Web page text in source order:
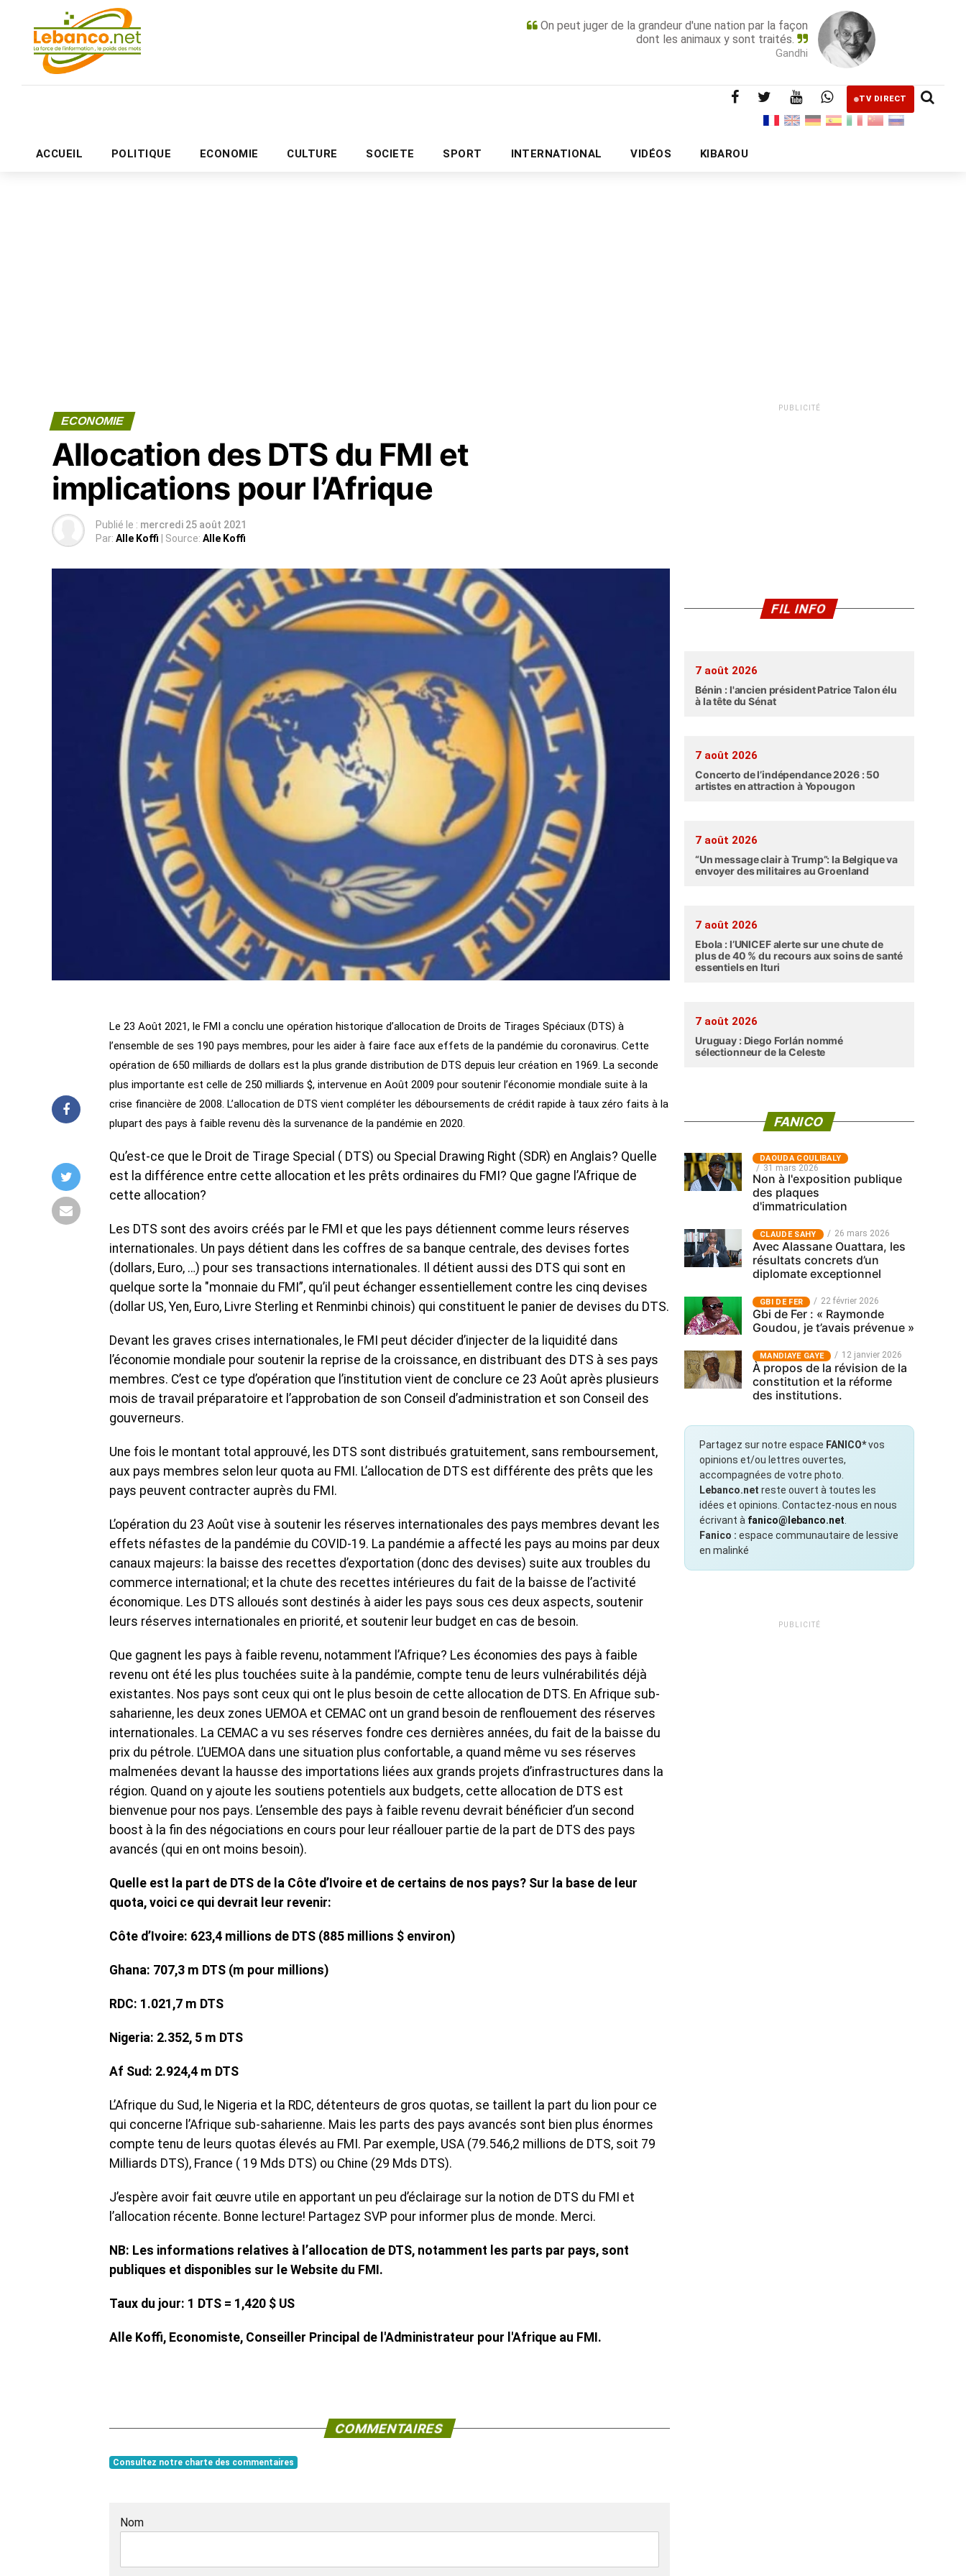
On peut juger de la grandeur d'une nation par la façon
dont les animaux y sont traités.
Gandhi
TV DIRECT
ACCUEIL POLITIQUE ECONOMIE CULTURE SOCIETE SPORT INTERNATIONAL VIDÉOS KIBAROU
PUBLICITÉ
ECONOMIE
Allocation des DTS du FMI et
implications pour l’Afrique
Publié le : mercredi 25 août 2021
Par: Alle Koffi | Source: Alle Koffi
Le 23 Août 2021, le FMI a conclu une opération historique d’allocation de Droits de Tirages Spéciaux (DTS) à
l’ensemble de ses 190 pays membres, pour les aider à faire face aux effets de la pandémie du coronavirus. Cette
opération de 650 milliards de dollars est la plus grande distribution de DTS depuis leur création en 1969. La seconde
plus importante est celle de 250 milliards $, intervenue en Août 2009 pour soutenir l’économie mondiale suite à la
crise financière de 2008. L’allocation de DTS vient compléter les déboursements de crédit rapide à taux zéro faits à la
plupart des pays à faible revenu dès la survenance de la pandémie en 2020.
Qu’est-ce que le Droit de Tirage Special ( DTS) ou Special Drawing Right (SDR) en Anglais? Quelle
est la différence entre cette allocation et les prêts ordinaires du FMI? Que gagne l’Afrique de
cette allocation?
Les DTS sont des avoirs créés par le FMI et que les pays détiennent comme leurs réserves
internationales. Un pays détient dans les coffres de sa banque centrale, des devises fortes
(dollars, Euro, …) pour ses transactions internationales. Il détient aussi des DTS qui sont en
quelque sorte la "monnaie du FMI”, qu’il peut échanger essentiellement contre les cinq devises
(dollar US, Yen, Euro, Livre Sterling et Renminbi chinois) qui constituent le panier de devises du DTS.
Devant les graves crises internationales, le FMI peut décider d’injecter de la liquidité dans
l’économie mondiale pour soutenir la reprise de la croissance, en distribuant des DTS à ses pays
membres. C’est ce type d’opération que l’institution vient de conclure ce 23 Août après plusieurs
mois de travail préparatoire et l’approbation de son Conseil d’administration et son Conseil des
gouverneurs.
Une fois le montant total approuvé, les DTS sont distribués gratuitement, sans remboursement,
aux pays membres selon leur quota au FMI. L’allocation de DTS est différente des prêts que les
pays peuvent contracter auprès du FMI.
L’opération du 23 Août vise à soutenir les réserves internationales des pays membres devant les
effets néfastes de la pandémie du COVID-19. La pandémie a affecté les pays au moins par deux
canaux majeurs: la baisse des recettes d’exportation (donc des devises) suite aux troubles du
commerce international; et la chute des recettes intérieures du fait de la baisse de l’activité
économique. Les DTS alloués sont destinés à aider les pays sous ces deux aspects, soutenir
leurs réserves internationales en priorité, et soutenir leur budget en cas de besoin.
Que gagnent les pays à faible revenu, notamment l’Afrique? Les économies des pays à faible
revenu ont été les plus touchées suite à la pandémie, compte tenu de leurs vulnérabilités déjà
existantes. Nos pays sont ceux qui ont le plus besoin de cette allocation de DTS. En Afrique sub-
saharienne, les deux zones UEMOA et CEMAC ont un grand besoin de renflouement des réserves
internationales. La CEMAC a vu ses réserves fondre ces dernières années, du fait de la baisse du
prix du pétrole. L’UEMOA dans une situation plus confortable, a quand même vu ses réserves
malmenées devant la hausse des importations liées aux grands projets d’infrastructures dans la
région. Quand on y ajoute les soutiens potentiels aux budgets, cette allocation de DTS est
bienvenue pour nos pays. L’ensemble des pays à faible revenu devrait bénéficier d’un second
boost à la fin des négociations en cours pour leur réallouer partie de la part de DTS des pays
avancés (qui en ont moins besoin).
Quelle est la part de DTS de la Côte d’Ivoire et de certains de nos pays? Sur la base de leur
quota, voici ce qui devrait leur revenir:
Côte d’Ivoire: 623,4 millions de DTS (885 millions $ environ)
Ghana: 707,3 m DTS (m pour millions)
RDC: 1.021,7 m DTS
Nigeria: 2.352, 5 m DTS
Af Sud: 2.924,4 m DTS
L’Afrique du Sud, le Nigeria et la RDC, détenteurs de gros quotas, se taillent la part du lion pour ce
qui concerne l’Afrique sub-saharienne. Mais les parts des pays avancés sont bien plus énormes
compte tenu de leurs quotas élevés au FMI. Par exemple, USA (79.546,2 millions de DTS, soit 79
Milliards DTS), France ( 19 Mds DTS) ou Chine (29 Mds DTS).
J’espère avoir fait œuvre utile en apportant un peu d’éclairage sur la notion de DTS du FMI et
l’allocation récente. Bonne lecture! Partagez SVP pour informer plus de monde. Merci.
NB: Les informations relatives à l’allocation de DTS, notamment les parts par pays, sont
publiques et disponibles sur le Website du FMI.
Taux du jour: 1 DTS = 1,420 $ US
Alle Koffi, Economiste, Conseiller Principal de l'Administrateur pour l'Afrique au FMI.
COMMENTAIRES
Consultez notre charte des commentaires
Nom
PUBLICITÉ
FIL INFO
7 août 2026
Bénin : l'ancien président Patrice Talon élu
à la tête du Sénat
7 août 2026
Concerto de l’indépendance 2026 : 50
artistes en attraction à Yopougon
7 août 2026
“Un message clair à Trump”: la Belgique va
envoyer des militaires au Groenland
7 août 2026
Ebola : l’UNICEF alerte sur une chute de
plus de 40 % du recours aux soins de santé
essentiels en Ituri
7 août 2026
Uruguay : Diego Forlán nommé
sélectionneur de la Celeste
FANICO
‎DAOUDA COULIBALY
31 mars 2026
Non à l'exposition publique
des plaques
d'immatriculation
CLAUDE SAHY 26 mars 2026
Avec Alassane Ouattara, les
résultats concrets d’un
diplomate exceptionnel
GBI DE FER 22 février 2026
Gbi de Fer : « Raymonde
Goudou, je t’avais prévenue »
MANDIAYE GAYE 12 janvier 2026
À propos de la révision de la
constitution et la réforme
des institutions.
Partagez sur notre espace FANICO*vos
opinions et/ou lettres ouvertes,
accompagnées de votre photo.
Lebanco.net reste ouvert à toutes les
idées et opinions. Contactez-nous en nous
écrivant à fanico@lebanco.net
Fanico : espace communautaire de lessive
en malinké
PUBLICITÉ